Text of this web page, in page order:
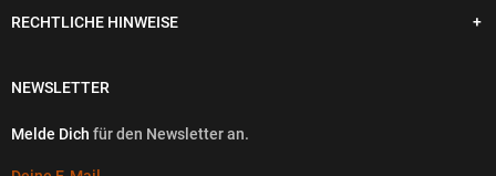
RECHTLICHE HINWEISE
NEWSLETTER
Melde Dich für den Newsletter an.